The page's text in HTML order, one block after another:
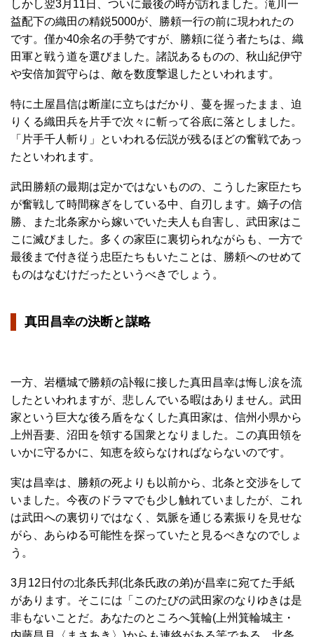
しかし翌3月11日、ついに最後の時が訪れました。滝川一
益配下の織田の精鋭5000が、勝頼一行の前に現われたの
です。僅か40余名の手勢ですが、勝頼に従う者たちは、織
田軍と戦う道を選びました。諸説あるものの、秋山紀伊守
や安倍加賀守らは、敵を数度撃退したといわれます。
特に土屋昌信は断崖に立ちはだかり、蔓を握ったまま、迫
りくる織田兵を片手で次々に斬って谷底に落としました。
「片手千人斬り」といわれる伝説が残るほどの奮戦であっ
たといわれます。
武田勝頼の最期は定かではないものの、こうした家臣たち
が奮戦して時間稼ぎをしている中、自刃します。嫡子の信
勝、また北条家から嫁いでいた夫人も自害し、武田家はこ
こに滅びました。多くの家臣に裏切られながらも、一方で
最後まで付き従う忠臣たちもいたことは、勝頼へのせめて
ものはなむけだったというべきでしょう。
真田昌幸の決断と謀略
一方、岩櫃城で勝頼の訃報に接した真田昌幸は悔し涙を流
したといわれますが、悲しんでいる暇はありません。武田
家という巨大な後ろ盾をなくした真田家は、信州小県から
上州吾妻、沼田を領する国衆となりました。この真田領を
いかに守るかに、知恵を絞らなければならないのです。
実は昌幸は、勝頼の死よりも以前から、北条と交渉をして
いました。今夜のドラマでも少し触れていましたが、これ
は武田への裏切りではなく、気脈を通じる素振りを見せな
がら、あらゆる可能性を探っていたと見るべきなのでしょ
う。
3月12日付の北条氏邦(北条氏政の弟)が昌幸に宛てた手紙
があります。そこには「このたびの武田家のなりゆきは是
非もないことだ。あなたのところへ箕輪(上州箕輪城主・